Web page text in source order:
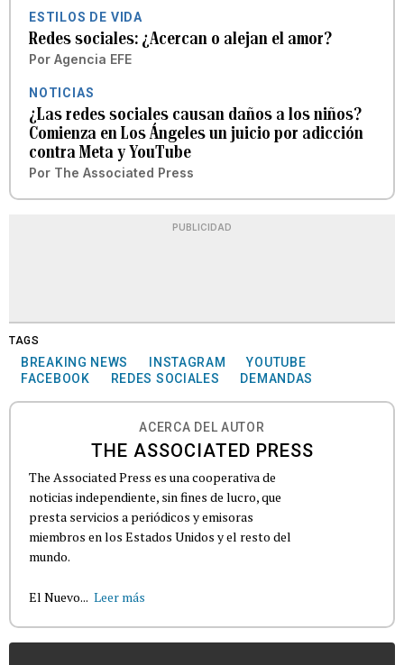
ESTILOS DE VIDA
Redes sociales: ¿Acercan o alejan el amor?
Por Agencia EFE
NOTICIAS
¿Las redes sociales causan daños a los niños?
Comienza en Los Ángeles un juicio por adicción
contra Meta y YouTube
Por The Associated Press
PUBLICIDAD
TAGS
BREAKING NEWS INSTAGRAM
YOUTUBE
FACEBOOK
REDES SOCIALES DEMANDAS
ACERCA DEL AUTOR
THE ASSOCIATED PRESS
The Associated Press es una cooperativa de
noticias independiente, sin fines de lucro, que
presta servicios a periódicos y emisoras
miembros en los Estados Unidos y el resto del
mundo.
El Nuevo... Leer más